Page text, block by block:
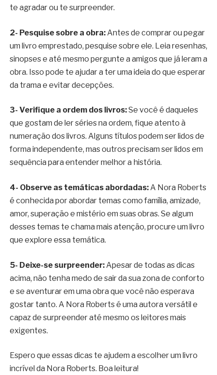
te agradar ou te surpreender.
2- Pesquise sobre a obra:Antes de comprar ou pegar
um livro emprestado, pesquise sobre ele. Leia resenhas,
sinopses e até mesmo pergunte a amigos que já leram a
obra. Isso pode te ajudar a ter uma ideia do que esperar
da trama e evitar decepções.
3- Verifique a ordem dos livros:Se você é daqueles
que gostam de ler séries na ordem, fique atento à
numeração dos livros. Alguns títulos podem ser lidos de
forma independente, mas outros precisam ser lidos em
sequência para entender melhor a história.
4- Observe as temáticas abordadas:A Nora Roberts
é conhecida por abordar temas como família, amizade,
amor, superação e mistério em suas obras. Se algum
desses temas te chama mais atenção, procure um livro
que explore essa temática.
5- Deixe-se surpreender: Apesar de todas as dicas
acima, não tenha medo de sair da sua zona de conforto
e se aventurar em uma obra que você não esperava
gostar tanto. A Nora Roberts é uma autora versátil e
capaz de surpreender até mesmo os leitores mais
exigentes.
Espero que essas dicas te ajudem a escolher um livro
incrível da Nora Roberts. Boa leitura!